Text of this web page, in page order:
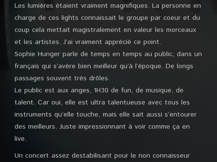
Les lumières étaient vraiment magnifiques. La personne en
charge de ces lights connaissait le groupe par coeur et du
coup cela mettait magistralement en valeur les morceaux
et les artistes. J’ai vraiment apprécié ce point.
Sophie Hunger parle de temps en temps au public, dans un
français qui s’avère bien meilleur qu’à l’époque. De longs
passages souvent très drôles.
Le public est aux anges, 1H30 de fun, de musique, de
talent. Car oui, elle est ultra talentueuse avec tous les
instruments qu’elle touche, mais elle sait aussi s’entourer
des meilleurs. Juste impressionnant à voir comme ça en
live.
Un concert assez destabilisant pour le non connaisseur